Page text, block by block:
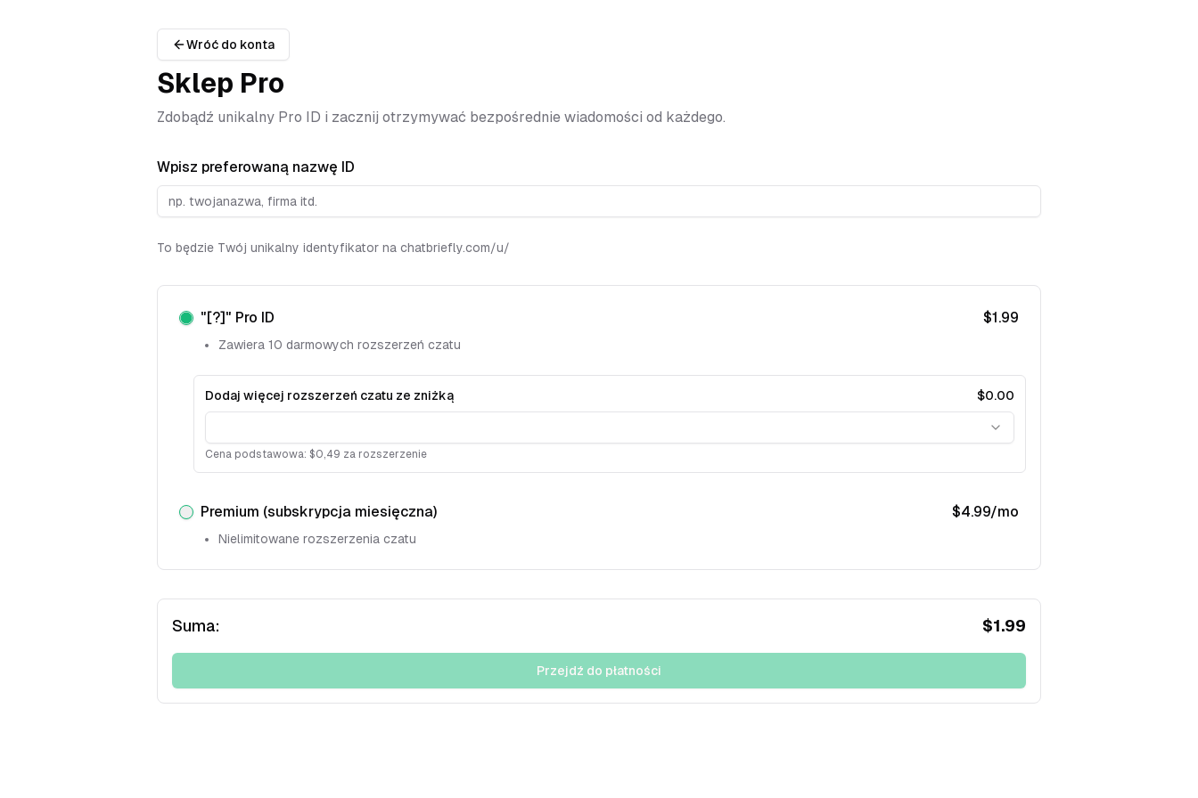
Wróć do konta
Sklep Pro
Zdobądź unikalny Pro ID i zacznij otrzymywać bezpośrednie wiadomości od każdego.
Wpisz preferowaną nazwę ID
To będzie Twój unikalny identyfikator na chatbriefly.com/u/
"[?]" Pro ID $1.99
Zawiera 10 darmowych rozszerzeń czatu
Dodaj więcej rozszerzeń czatu ze zniżką $0.00
Cena podstawowa: $0,49 za rozszerzenie
Premium (subskrypcja miesięczna) $4.99/mo
Nielimitowane rozszerzenia czatu
Suma: $1.99
Przejdź do płatności